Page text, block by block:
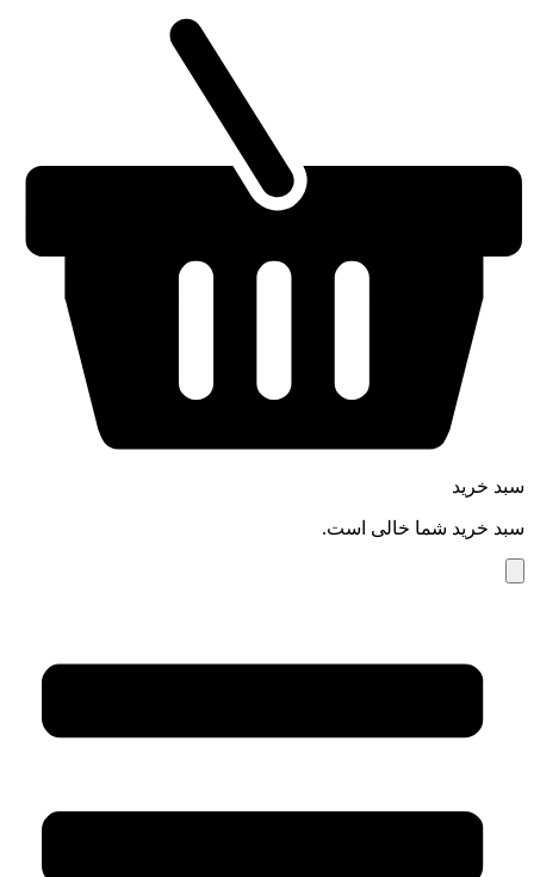
سبد خرید
سبد خرید شما خالی است.